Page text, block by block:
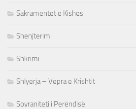
Sakramentet e Kishes
Shenjterimi
Shkrimi
Shlyerja – Vepra e Krishtit
Sovraniteti i Perëndisë